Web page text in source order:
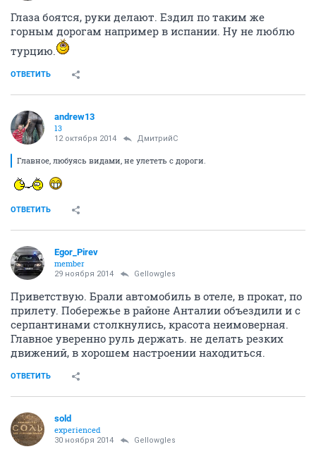
Глаза боятся, руки делают. Ездил по таким же
горным дорогам например в испании. Ну не люблю
турцию.
ОТВЕТИТЬ
andrew13
13
12 октября 2014 ДмитрийС
Главное, любуясь видами, не улететь с дороги.
ОТВЕТИТЬ
Egor_Pirev
member
29 ноября 2014 Gellowgles
Приветствую. Брали автомобиль в отеле, в прокат, по
прилету. Побережье в районе Анталии объездили и с
серпантинами столкнулись, красота неимоверная.
Главное уверенно руль держать. не делать резких
движений, в хорошем настроении находиться.
ОТВЕТИТЬ
sold
experienced
30 ноября 2014 Gellowgles